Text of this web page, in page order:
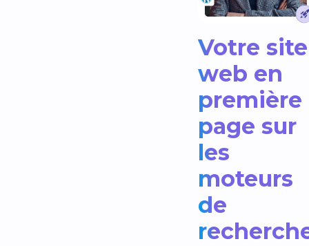
Votre site
web en
première
page sur
les
moteurs
de